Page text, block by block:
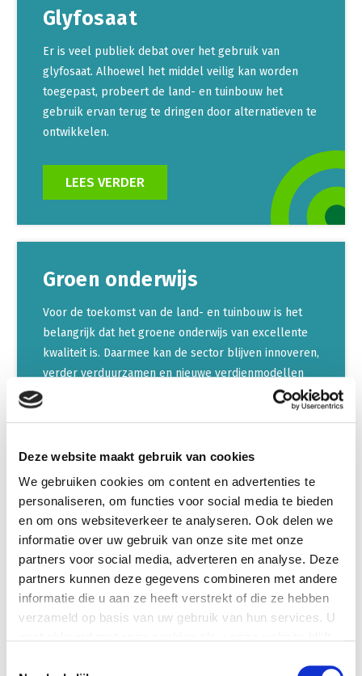
Deze website maakt gebruik van cookies
We gebruiken cookies om content en advertenties te
personaliseren, om functies voor social media te bieden
en om ons websiteverkeer te analyseren. Ook delen we
informatie over uw gebruik van onze site met onze
partners voor social media, adverteren en analyse. Deze
partners kunnen deze gegevens combineren met andere
informatie die u aan ze heeft verstrekt of die ze hebben
verzameld op basis van uw gebruik van hun services. U
Glyfosaat
Er is veel publiek debat over het gebruik van
glyfosaat. Alhoewel het middel veilig kan worden
toegepast, probeert de land- en tuinbouw het
gebruik ervan terug te dringen door alternatieven te
ontwikkelen.
LEES VERDER
Groen onderwijs
Voor de toekomst van de land- en tuinbouw is het
belangrijk dat het groene onderwijs van excellente
kwaliteit is. Daarmee kan de sector blijven innoveren,
verder verduurzamen en nieuwe verdienmodellen
creëren. LTO Nederland investeert in verbindend
LEES VERDER
Internationale
handelsverdragen
Nederland is een grote exporteur van land- en